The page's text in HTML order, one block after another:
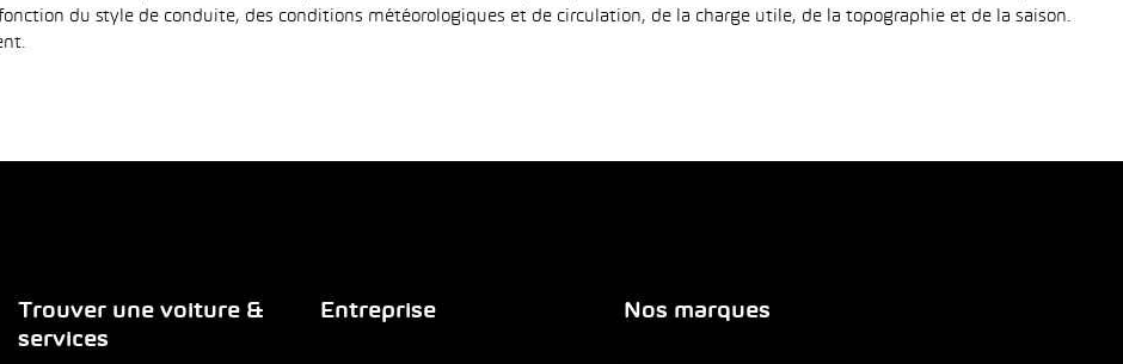
du style de conduite, des conditions météorologiques et de circulation, de la charge utile, de la topographie et de la saison.
Trouver une voiture &
services
Entreprise Nos marques